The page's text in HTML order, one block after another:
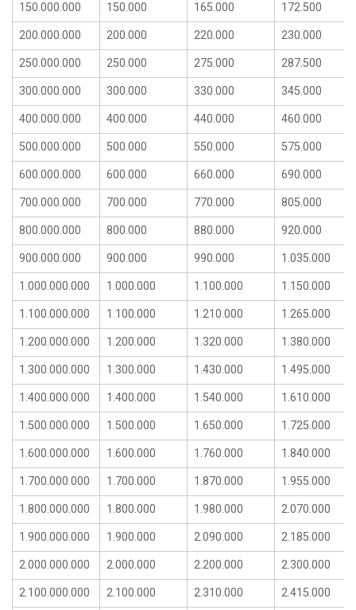
150.000.000 150.000 165.000 172.500
200.000.000 200.000 220.000 230.000
250.000.000 250.000 275.000 287.500
300.000.000 300.000 330.000 345.000
400.000.000 400.000 440.000 460.000
500.000.000 500.000 550.000 575.000
600.000.000 600.000 660.000 690.000
700.000.000 700.000 770.000 805.000
800.000.000 800.000 880.000 920.000
900.000.000 900.000 990.000 1.035.000
1.000.000.000 1.000.000 1.100.000 1.150.000
1.100.000.000 1.100.000 1.210.000 1.265.000
1.200.000.000 1.200.000 1.320.000 1.380.000
1.300.000.000 1.300.000 1.430.000 1.495.000
1.400.000.000 1.400.000 1.540.000 1.610.000
1.500.000.000 1.500.000 1.650.000 1.725.000
1.600.000.000 1.600.000 1.760.000 1.840.000
1.700.000.000 1.700.000 1.870.000 1.955.000
1.800.000.000 1.800.000 1.980.000 2.070.000
1.900.000.000 1.900.000 2.090.000 2.185.000
2.000.000.000 2.000.000 2.200.000 2.300.000
2.100.000.000 2.100.000 2.310.000 2.415.000